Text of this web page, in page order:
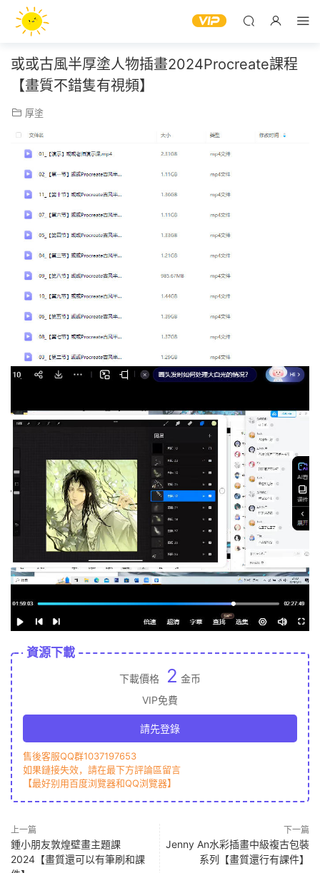
或或古風半厚塗人物插畫2024Procreate課程
【畫質不錯隻有視頻】
厚塗
資源下載
下載價格 2 金币
VIP免費
請先登錄
售後客服QQ群1037197653
如果鏈接失效，請在最下方評論區留言
【最好别用百度浏覽器和QQ浏覽器】
上一篇
鍾小朋友敦煌壁畫主題課
2024【畫質還可以有筆刷和課
下一篇
Jenny An水彩插畫中級複古包裝
系列【畫質還行有課件】